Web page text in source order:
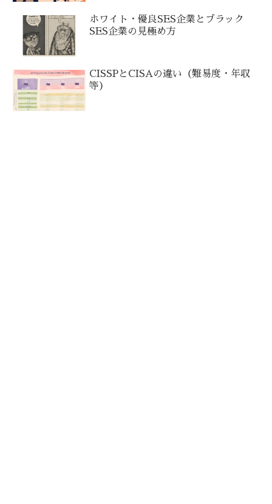
ホワイト・優良SES企業とブラック
SES企業の見極め方
CISSPとCISAの違い（難易度・年収
等）